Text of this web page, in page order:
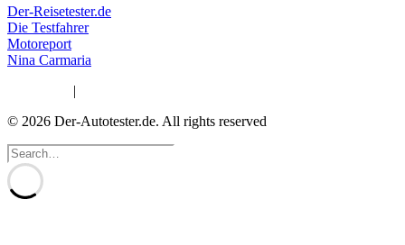
Der-Reisetester.de
Die Testfahrer
Motoreport
Nina Carmaria
|
© 2026 Der-Autotester.de. All rights reserved